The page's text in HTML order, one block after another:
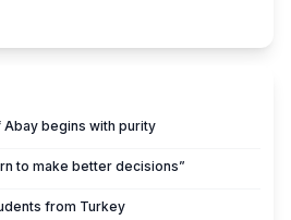
begins with purity
to make better decisions”
from Turkey